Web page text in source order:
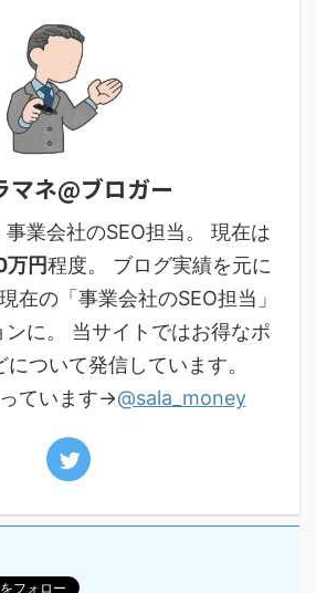
マネ@ブロガー
業会社のSEO担当。 現在は
万円程度。 ブログ実績を元に
在の「事業会社のSEO担当」
ンに。 当サイトではお得なポ
について発信しています。
ています→@sala_money